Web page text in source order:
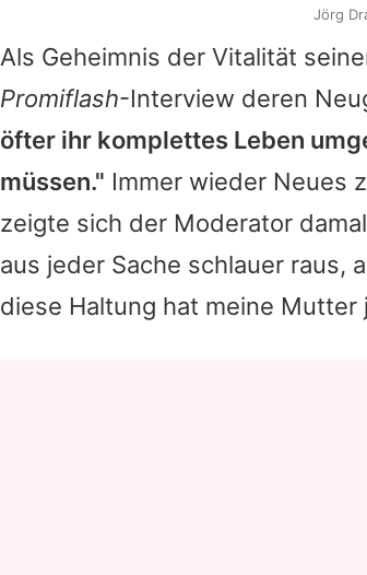
Als Geheimnis der Vitalität
Promiflash-Interview deren
öfter ihr komplettes Leben
müssen." Immer wieder Neues
zeigte sich der Moderator
aus jeder Sache schlauer raus,
diese Haltung hat meine Mutter
Jörg